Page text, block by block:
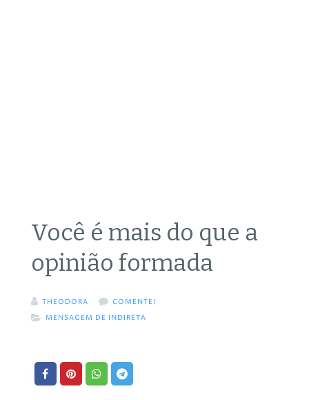
Você é mais do que a
opinião formada
THEODORA
COMENTE!
MENSAGEM DE INDIRETA